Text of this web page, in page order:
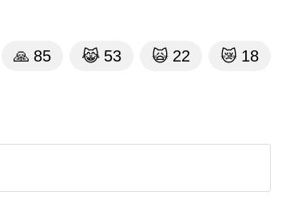
🙏 85 😹 53 🙀 22 😿 18